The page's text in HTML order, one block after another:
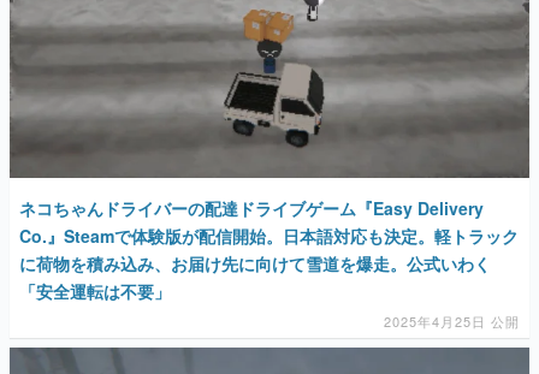
ネコちゃんドライバーの配達ドライブゲーム『Easy Delivery
Co.』Steamで体験版が配信開始。日本語対応も決定。軽トラック
に荷物を積み込み、お届け先に向けて雪道を爆走。公式いわく
「安全運転は不要」
2025年4月25日 公開